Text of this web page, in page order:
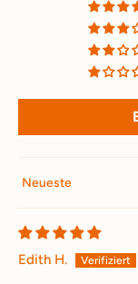
Sort by
Edith H.